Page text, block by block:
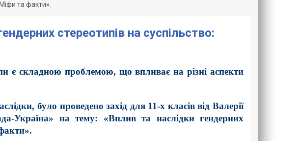
та факти».
стереотипів на суспільство:
є складною проблемою, що впливає на різні аспекти
було проведено захід для 11-х класів від Валерії
Україна» на тему: «Вплив та наслідки гендерних